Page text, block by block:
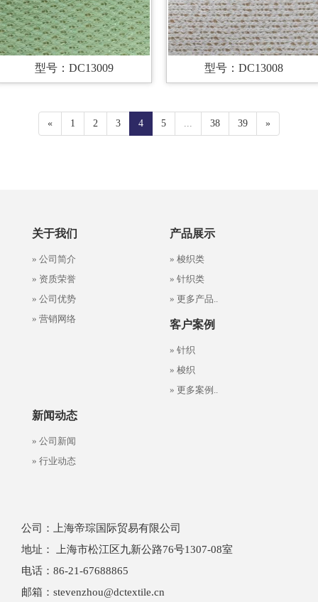
型号：DC13009 型号：DC13008
« 1 2 3 4 5 ... 38 39 »
关于我们
» 公司简介
» 资质荣誉
» 公司优势
» 营销网络
产品展示
» 梭织类
» 针织类
» 更多产品..
客户案例
» 针织
» 梭织
» 更多案例..
新闻动态
» 公司新闻
» 行业动态
公司：上海帝琮国际贸易有限公司
地址： 上海市松江区九新公路76号1307-08室
电话：86-21-67688865
邮箱：stevenzhou@dctextile.cn